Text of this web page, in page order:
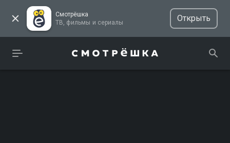
Смотрёшка
ТВ, фильмы и сериалы
Открыть